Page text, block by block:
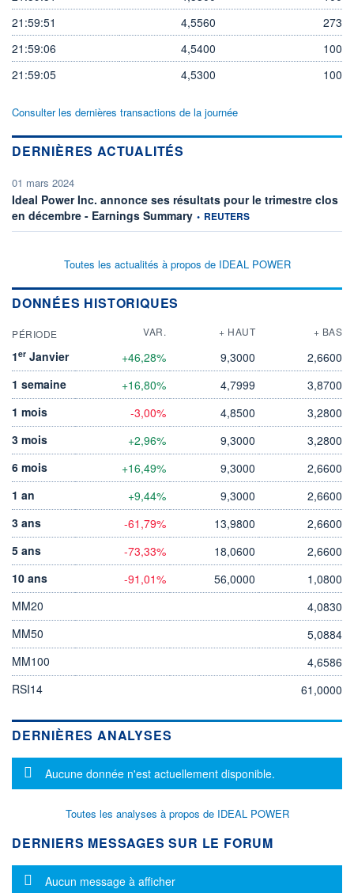
21:59:51
4,5560
273
21:59:06
4,5400
100
21:59:05
4,5300 100
Consulter les dernières transactions de la journée
DERNIÈRES ACTUALITÉS
01 mars 2024
Ideal Power Inc. annonce ses résultats pour le trimestre clos
en décembre - Earnings Summaryinformation fournie par
• REUTERS
Toutes les actualités à propos de IDEAL POWER
DONNÉES HISTORIQUES
PÉRIODE VAR. + HAUT + BAS
1er Janvier +46,28% 9,3000
2,6600
1 semaine
+16,80% 4,7999
3,8700
1 mois
-3,00% 4,8500
3,2800
3 mois
+2,96% 9,3000
3,2800
6 mois
+16,49% 9,3000
2,6600
1 an
+9,44% 9,3000
2,6600
3 ans
-61,79% 13,9800
2,6600
5 ans
-73,33% 18,0600
2,6600
10 ans
-91,01% 56,0000
1,0800
MM20
4,0830
MM50
5,0884
MM100
4,6586
RSI14
61,0000
DERNIÈRES ANALYSES
Message d'information
Aucune donnée n'est actuellement disponible.
Toutes les analyses à propos de IDEAL POWER
DERNIERS MESSAGES SUR LE FORUM
Message d'information
Aucun message à afficher